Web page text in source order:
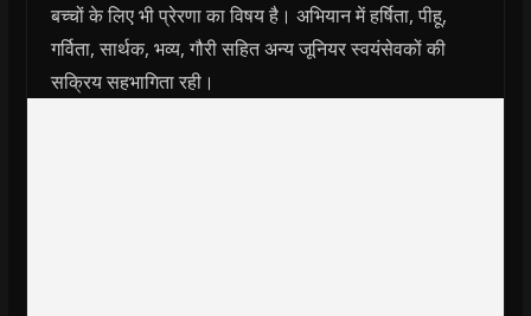
बच्चों के लिए भी प्रेरणा का विषय है। अभियान में हर्षिता, पीहू,
गर्विता, सार्थक, भव्य, गौरी सहित अन्य जूनियर स्वयंसेवकों की
सक्रिय सहभागिता रही।